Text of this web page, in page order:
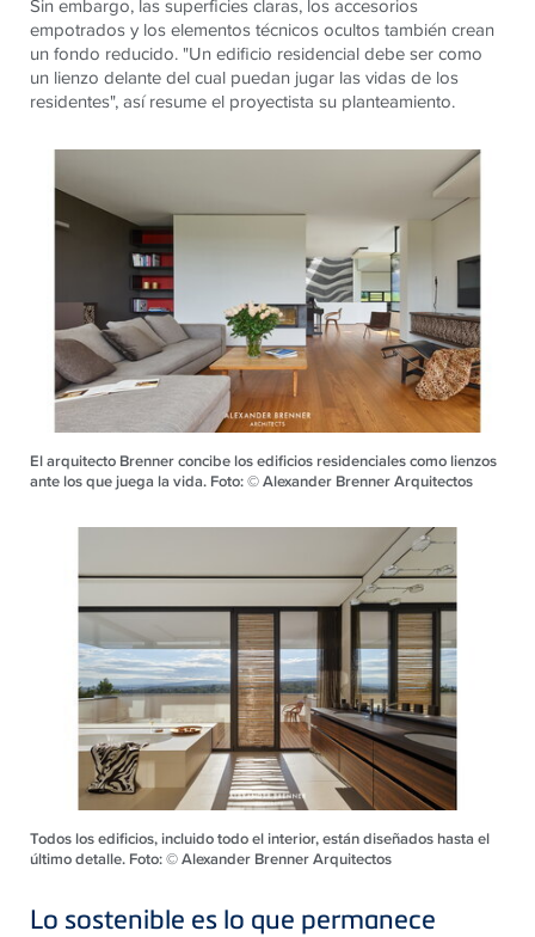
Sin embargo, las superficies claras, los accesorios
empotrados y los elementos técnicos ocultos también crean
un fondo reducido. "Un edificio residencial debe ser como
un lienzo delante del cual puedan jugar las vidas de los
residentes", así resume el proyectista su planteamiento.
El arquitecto Brenner concibe los edificios residenciales como lienzos
ante los que juega la vida. Foto: © Alexander Brenner Arquitectos
Todos los edificios, incluido todo el interior, están diseñados hasta el
último detalle. Foto: © Alexander Brenner Arquitectos
Lo sostenible es lo que permanece